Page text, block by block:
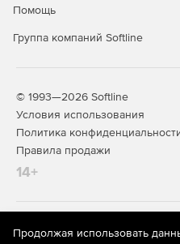
(Enterprise и Professional).
Помощь
Группа компаний Softline
© 1993—2026 Softline
Условия использования
Политика
Правила продажи
14+
На информационном ресурсе
Продолжая использовать